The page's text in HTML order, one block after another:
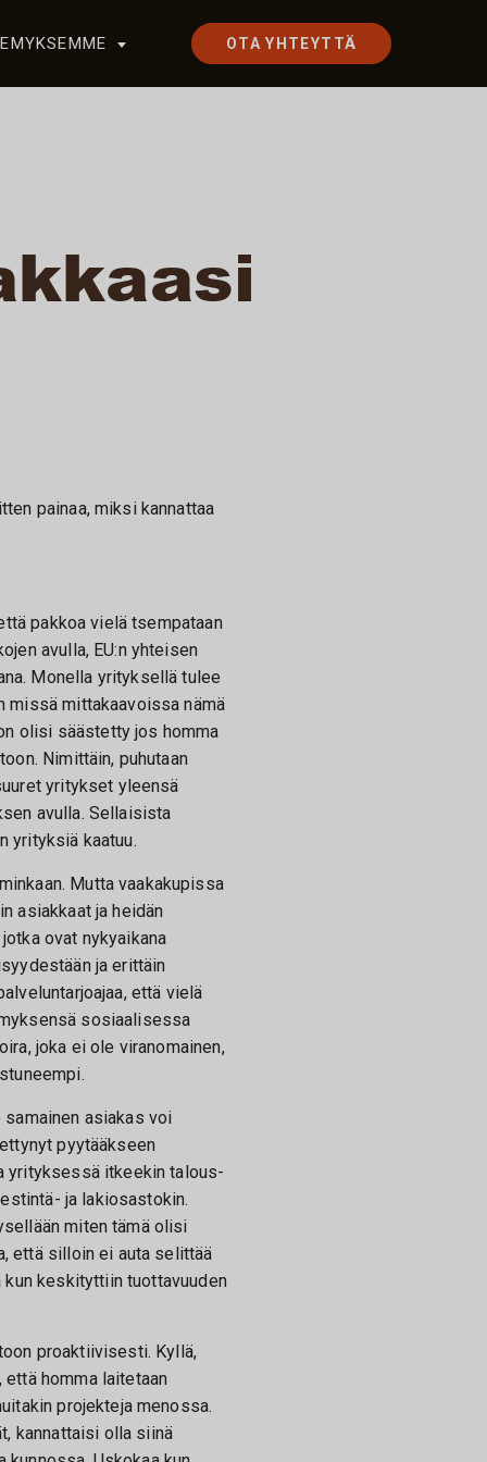
OTA YHTEYTTÄ
painaa, miksi kannattaa
pakkoa vielä tsempataan
avulla, EU:n yhteisen
Monella yrityksellä tulee
missä mittakaavoissa nämä
olisi säästetty jos homma
Nimittäin, puhutaan
yritykset yleensä
avulla. Sellaisista
yrityksiä kaatuu.
Mutta vaakakupissa
asiakkaat ja heidän
ovat nykyaikana
ja erittäin
että vielä
sosiaalisessa
joka ei ole viranomainen,
asiakas voi
pyytääkseen
yrityksessä itkeekin talous-
ja lakiosastokin.
miten tämä olisi
että silloin ei auta selittää
keskityttiin tuottavuuden
proaktiivisesti. Kyllä,
homma laitetaan
projekteja menossa.
kannattaisi olla siinä